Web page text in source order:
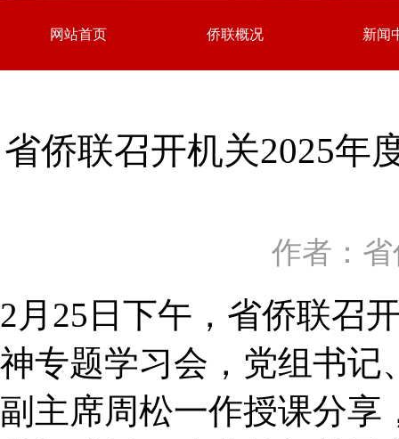
网站首页 侨联概况 新闻
省侨联召开机关2025年
作者：
2月25日下午，省侨联召
神专题学习会，党组书记
副主席周松一作授课分享